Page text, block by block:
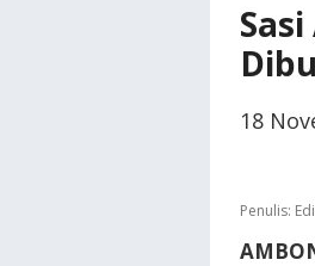
18
Penulis: